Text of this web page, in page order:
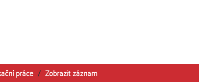
práce
Zobrazit záznam